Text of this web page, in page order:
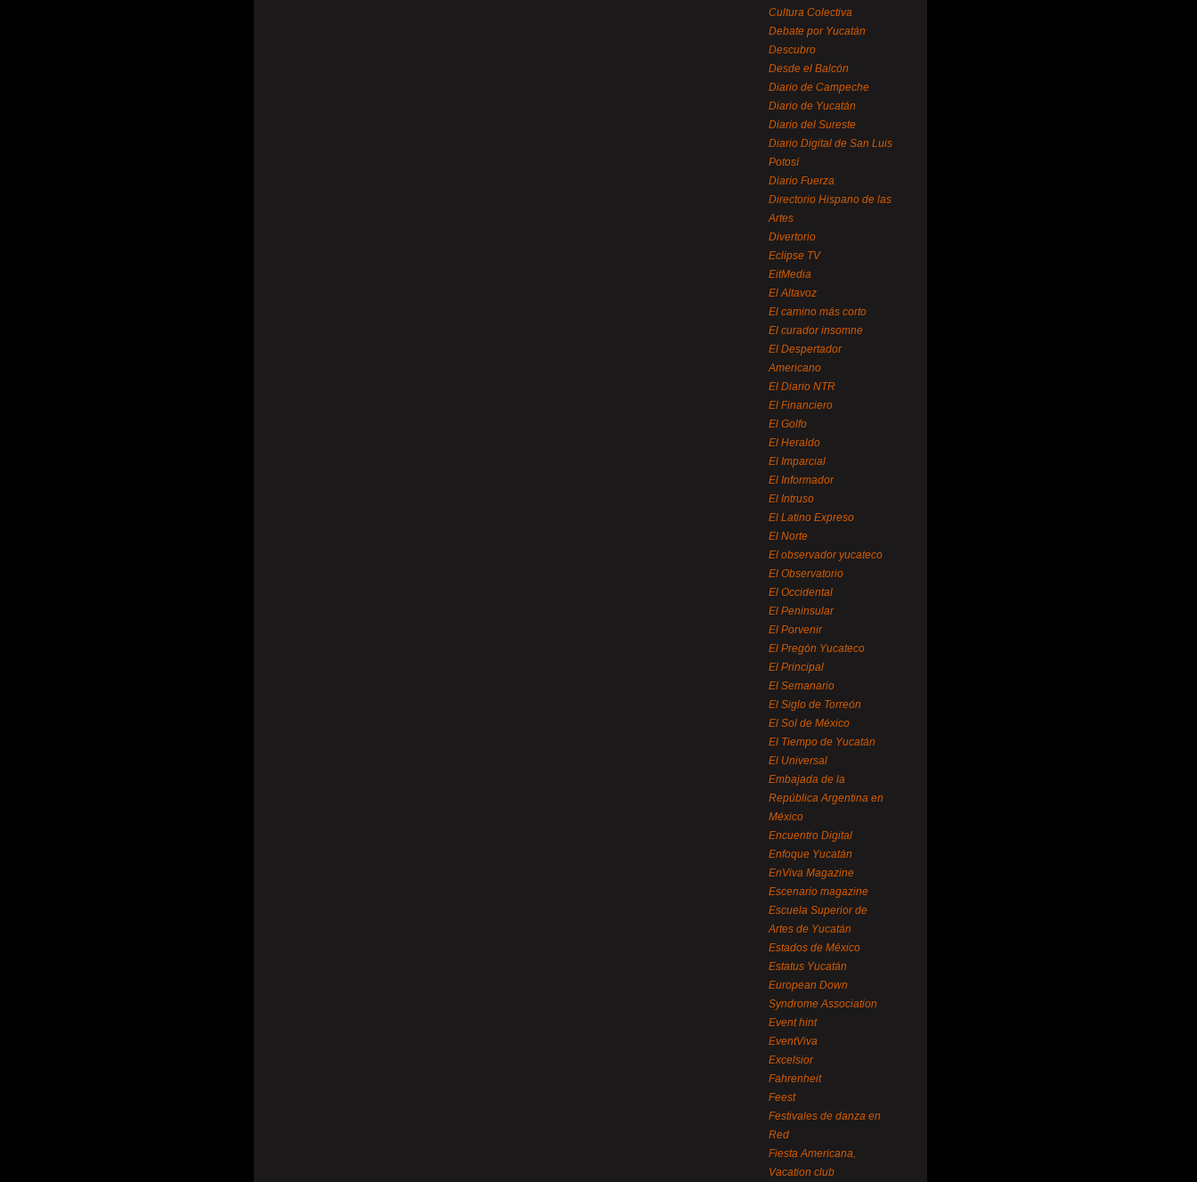
Cultura Colectiva
Debate por Yucatán
Descubro
Desde el Balcón
Diario de Campeche
Diario de Yucatán
Diario del Sureste
Diario Digital de San Luis
Potosí
Diario Fuerza
Directorio Hispano de las
Artes
Divertorio
Eclipse TV
EitMedia
El Altavoz
El camino más corto
El curador insomne
El Despertador
Americano
El Diario NTR
El Financiero
El Golfo
El Heraldo
El Imparcial
El Informador
El Intruso
El Latino Expreso
El Norte
El observador yucateco
El Observatorio
El Occidental
El Peninsular
El Porvenir
El Pregón Yucateco
El Principal
El Semanario
El Siglo de Torreón
El Sol de México
El Tiempo de Yucatán
El Universal
Embajada de la
República Argentina en
México
Encuentro Digital
Enfoque Yucatán
EnViva Magazine
Escenario magazine
Escuela Superior de
Artes de Yucatán
Estados de México
Estatus Yucatán
European Down
Syndrome Association
Event hint
EventViva
Excelsior
Fahrenheit
Feest
Festivales de danza en
Red
Fiesta Americana,
Vacation club